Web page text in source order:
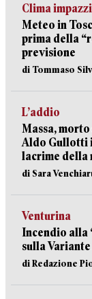
Clima
Meteo in
prima della
previsione
di Tommaso
L’addio
Massa,
Aldo Gullotti
lacrime della
di Sara
Venturina
Incendio alla
sulla
di Redazione